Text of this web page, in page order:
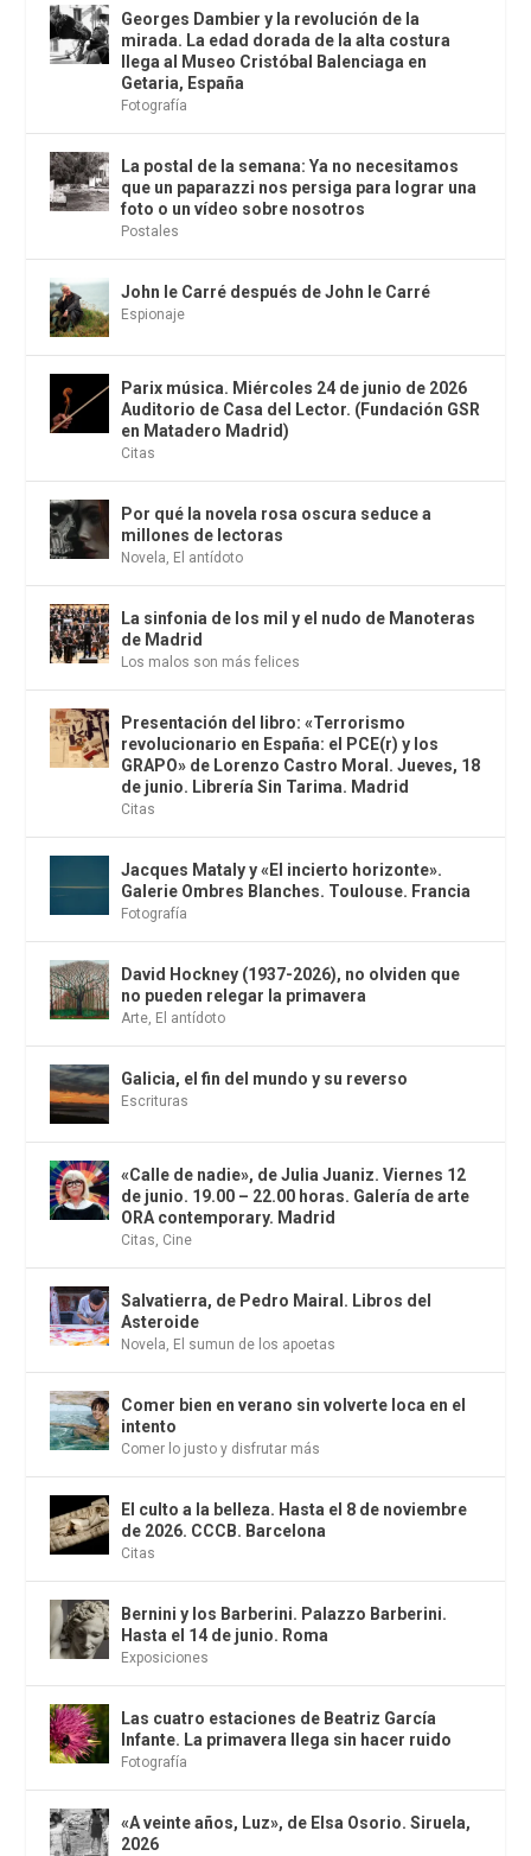
Georges Dambier y la revolución de la
mirada. La edad dorada de la alta costura
llega al Museo Cristóbal Balenciaga en
Getaria, España
Fotografía
La postal de la semana: Ya no necesitamos
que un paparazzi nos persiga para lograr una
foto o un vídeo sobre nosotros
Postales
John le Carré después de John le Carré
Espionaje
Parix música. Miércoles 24 de junio de 2026
Auditorio de Casa del Lector. (Fundación GSR
en Matadero Madrid)
Citas
Por qué la novela rosa oscura seduce a
millones de lectoras
Novela El antídoto
La sinfonia de los mil y el nudo de Manoteras
de Madrid
Los malos son más felices
Presentación del libro: «Terrorismo
revolucionario en España: el PCE(r) y los
GRAPO» de Lorenzo Castro Moral. Jueves, 18
de junio. Librería Sin Tarima. Madrid
Citas
Jacques Mataly y «El incierto horizonte».
Galerie Ombres Blanches. Toulouse. Francia
Fotografía
David Hockney (1937-2026), no olviden que
no pueden relegar la primavera
Arte El antídoto
Galicia, el fin del mundo y su reverso
Escrituras
«Calle de nadie», de Julia Juaniz. Viernes 12
de junio. 19.00 – 22.00 horas. Galería de arte
ORA contemporary. Madrid
Citas Cine
Salvatierra, de Pedro Mairal. Libros del
Asteroide
Novela El sumun de los apoetas
Comer bien en verano sin volverte loca en el
intento
Comer lo justo y disfrutar más
El culto a la belleza. Hasta el 8 de noviembre
de 2026. CCCB. Barcelona
Citas
Bernini y los Barberini. Palazzo Barberini.
Hasta el 14 de junio. Roma
Exposiciones
Las cuatro estaciones de Beatriz García
Infante. La primavera llega sin hacer ruido
Fotografía
«A veinte años, Luz», de Elsa Osorio. Siruela,
2026